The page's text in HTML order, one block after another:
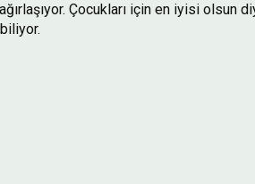
Çocukları için en iyisi olsun